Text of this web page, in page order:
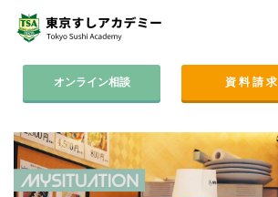
オンライン相談 資 料 請 求
コース案内
集中コース│2ヶ月